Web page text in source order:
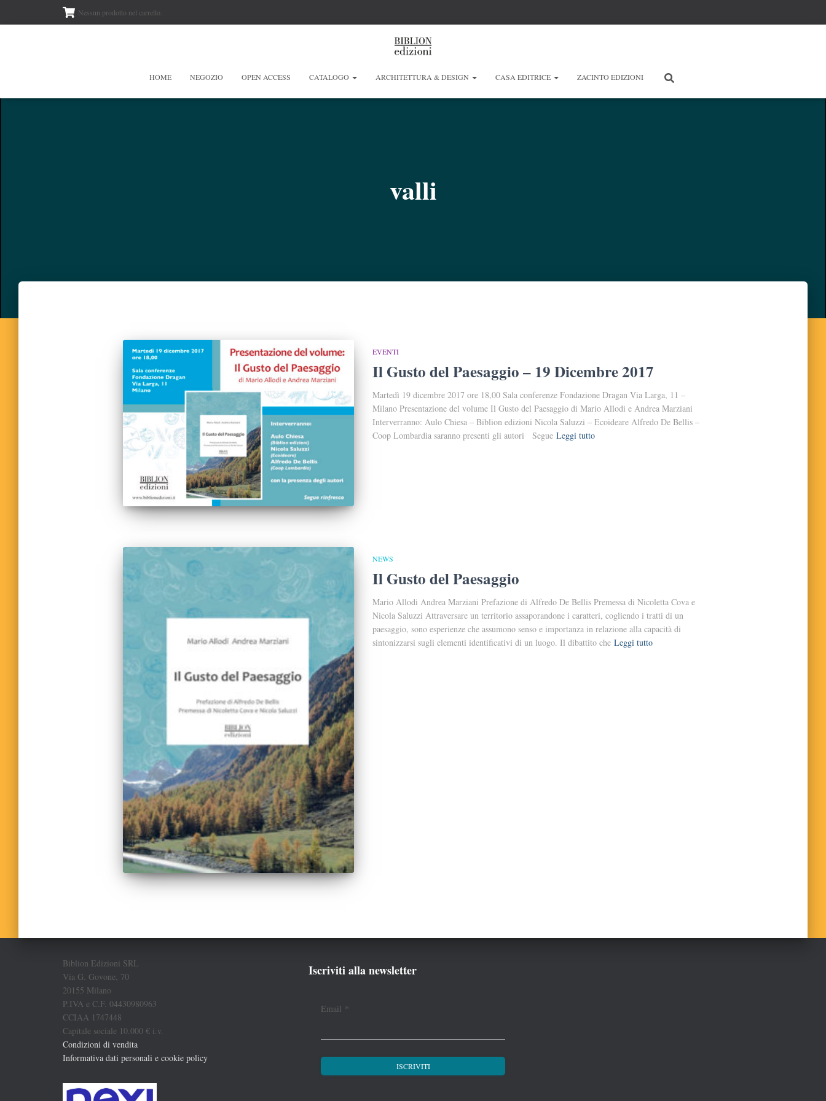
Nessun prodotto nel carrello.
HOME NEGOZIO OPEN ACCESS CATALOGO ARCHITETTURA & DESIGN CASA EDITRICE ZACINTO EDIZIONI
valli
EVENTI
Il Gusto del Paesaggio – 19 Dicembre 2017
Martedì 19 dicembre 2017 ore 18,00 Sala conferenze Fondazione Dragan Via Larga, 11 –
Milano Presentazione del volume Il Gusto del Paesaggio di Mario Allodi e Andrea Marziani
Interverranno: Aulo Chiesa – Biblion edizioni Nicola Saluzzi – Ecoideare Alfredo De Bellis –
Coop Lombardia saranno presenti gli autori Segue Leggi tutto
NEWS
Il Gusto del Paesaggio
Mario Allodi Andrea Marziani Prefazione di Alfredo De Bellis Premessa di Nicoletta Cova e
Nicola Saluzzi Attraversare un territorio assaporandone i caratteri, cogliendo i tratti di un
paesaggio, sono esperienze che assumono senso e importanza in relazione alla capacità di
sintonizzarsi sugli elementi identificativi di un luogo. Il dibattito che Leggi tutto
Biblion Edizioni SRL
Via G. Govone, 70
20155 Milano
P.IVA e C.F. 04430980963
CCIAA 1747448
Capitale sociale 10.000 € i.v.
Condizioni di vendita
Informativa dati personali e cookie policy
Iscriviti alla newsletter
Email *